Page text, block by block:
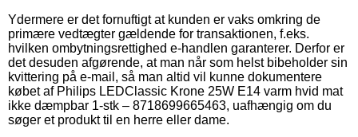
Ydermere er det fornuftigt at kunden er vaks omkring de
primære vedtægter gældende for transaktionen, f.eks.
hvilken ombytningsrettighed e-handlen garanterer. Derfor er
det desuden afgørende, at man når som helst bibeholder sin
kvittering på e-mail, så man altid vil kunne dokumentere
købet af Philips LEDClassic Krone 25W E14 varm hvid mat
ikke dæmpbar 1-stk – 8718699665463, uafhængig om du
søger et produkt til en herre eller dame.